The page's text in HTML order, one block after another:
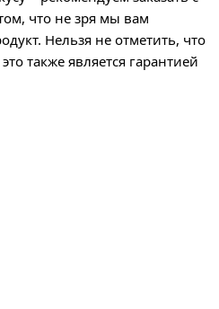
что не зря мы вам
Нельзя не отметить, что
также является гарантией